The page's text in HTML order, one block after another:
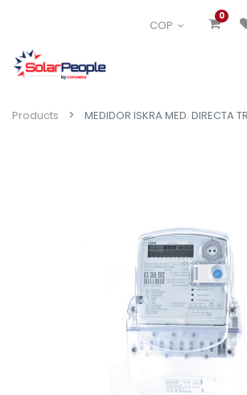
COP
0
Products MEDIDOR ISKRA MED. DIRECTA